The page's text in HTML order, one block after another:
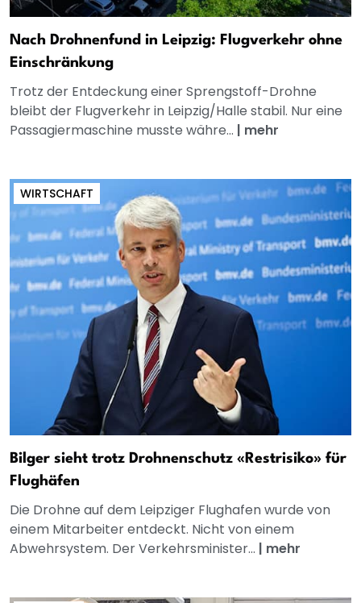
Nach Drohnenfund in Leipzig: Flugverkehr ohne
Einschränkung
Trotz der Entdeckung einer Sprengstoff-Drohne
bleibt der Flugverkehr in Leipzig/Halle stabil. Nur eine
Passagiermaschine musste währe... | mehr
WIRTSCHAFT
Bilger sieht trotz Drohnenschutz «Restrisiko» für
Flughäfen
Die Drohne auf dem Leipziger Flughafen wurde von
einem Mitarbeiter entdeckt. Nicht von einem
Abwehrsystem. Der Verkehrsminister... | mehr